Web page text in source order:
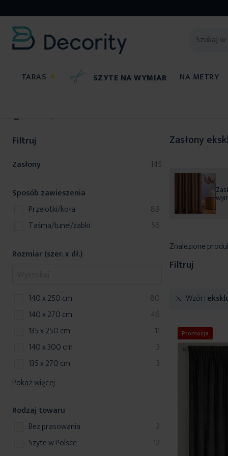
TARAS ☀ SZYTE NA WYMIAR NA METRY
Zasłony
Zasłony
Znalezione
Filtruj
Wzór
Promocja
Filtruj
Zasłony 145
produkty
Sposób zawieszenia
przelotki/koła
89
produkty
taśma/tunel/żabki
56
produkty
Rozmiar (szer. x dł.)
140 x 250 cm 80
produkty
140 x 270 cm
46
produkty
135 x 250 cm
11
produkty
140 x 300 cm
3
produkty
135 x 270 cm
3
produkty
Pokaż więcej
Rodzaj towaru
bez prasowania
2
produkty
szyte w Polsce
12
produkty